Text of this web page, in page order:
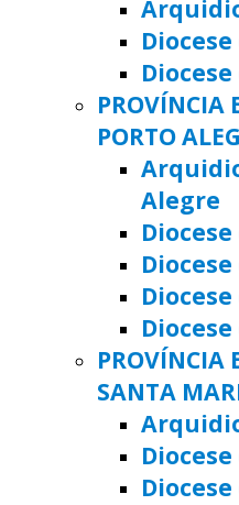
PROVÍNCIA
PORTO
Alegre
PROVÍNCIA
SANTA